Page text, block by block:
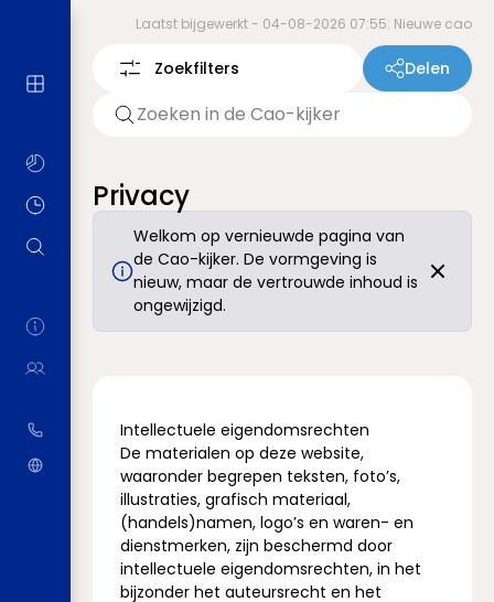
Laatst bijgewerkt - 04-08-2026 07:55: Nieuwe cao
Zoekfilters Delen
Privacy
Welkom op vernieuwde pagina van
de Cao-kijker. De vormgeving is
nieuw, maar de vertrouwde inhoud is
ongewijzigd.
Intellectuele eigendomsrechten
De materialen op deze website,
waaronder begrepen teksten, foto’s,
illustraties, grafisch materiaal,
(handels)namen, logo’s en waren- en
dienstmerken, zijn beschermd door
intellectuele eigendomsrechten, in het
bijzonder het auteursrecht en het